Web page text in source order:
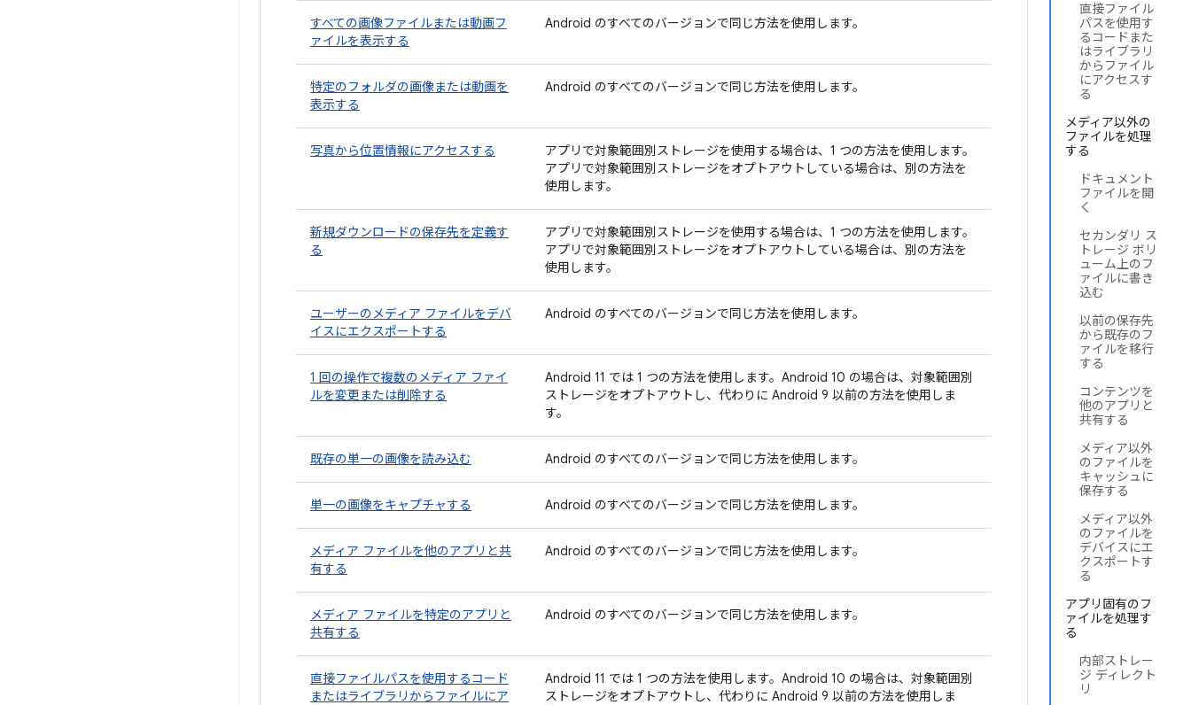
直接ファイル
パスを使用す
るコードまた
はライブラリ
からファイル
にアクセスす
る
メディア以外の
ファイルを処理
する
ドキュメント
ファイルを開
く
セカンダリ ス
トレージ ボリ
ューム上のフ
ァイルに書き
込む
以前の保存先
から既存のフ
ァイルを移行
する
コンテンツを
他のアプリと
共有する
メディア以外
のファイルを
キャッシュに
保存する
メディア以外
のファイルを
デバイスにエ
クスポートす
る
アプリ固有のフ
ァイルを処理す
る
内部ストレー
ジ ディレクト
リ
すべての画像ファイルまたは動画フ
ァイルを表示する
Android のすべてのバージョンで同じ方法を使用します。
特定のフォルダの画像または動画を
表示する
Android のすべてのバージョンで同じ方法を使用します。
写真から位置情報にアクセスする
アプリで対象範囲別ストレージを使用する場合は、1 つの方法を使用します。
アプリで対象範囲別ストレージをオプトアウトしている場合は、別の方法を
使用します。
新規ダウンロードの保存先を定義す
る
アプリで対象範囲別ストレージを使用する場合は、1 つの方法を使用します。
アプリで対象範囲別ストレージをオプトアウトしている場合は、別の方法を
使用します。
ユーザーのメディア ファイルをデバ
イスにエクスポートする
Android のすべてのバージョンで同じ方法を使用します。
1 回の操作で複数のメディア ファイ
ルを変更または削除する
Android 11 では 1 つの方法を使用します。Android 10 の場合は、対象範囲別
ストレージをオプトアウトし、代わりに Android 9 以前の方法を使用しま
す。
既存の単一の画像を読み込む Android のすべてのバージョンで同じ方法を使用します。
単一の画像をキャプチャする Android のすべてのバージョンで同じ方法を使用します。
メディア ファイルを他のアプリと共
有する
Android のすべてのバージョンで同じ方法を使用します。
メディア ファイルを特定のアプリと
共有する
Android のすべてのバージョンで同じ方法を使用します。
直接ファイルパスを使用するコード
またはライブラリからファイルにア
Android 11 では 1 つの方法を使用します。Android 10 の場合は、対象範囲別
ストレージをオプトアウトし、代わりに Android 9 以前の方法を使用しま